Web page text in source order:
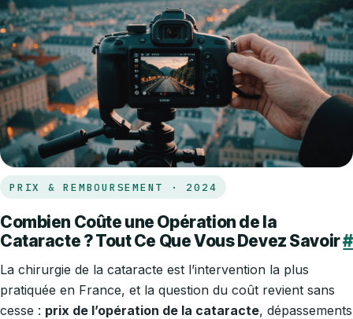
PRIX & REMBOURSEMENT · 2024
Combien Coûte une Opération de la
Cataracte ? Tout Ce Que Vous Devez Savoir#
La chirurgie de la cataracte est l’intervention la plus
pratiquée en France, et la question du coût revient sans
cesse : prix de l’opération de la cataracte, dépassements